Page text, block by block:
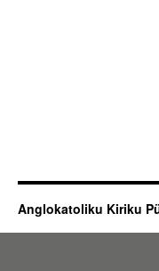
Anglokatoliku Kiriku